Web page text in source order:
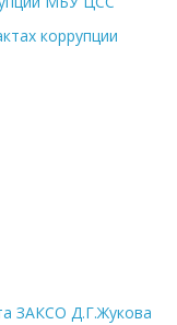
коррупции
ЗАКСО Д.Г.Жукова